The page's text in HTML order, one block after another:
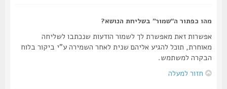
מהו כפתור ה“שמור” בשליחת הנושא?
אפשרות זאת מאפשרת לך לשמור הודעות שנכתבו לשליחה
מאוחרת, תוכל להגיע אליהם שנית לאחר השמירה ע"י ביקור בלוח
הבקרה למשתמש.
חזור למעלה